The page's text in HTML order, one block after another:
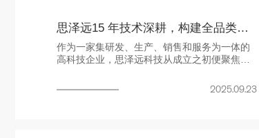
思泽远15 年技术深耕，构建全品类语音芯片产品生态
作为一家集研发、生产、销售和服务为一体的
高科技企业，思泽远科技从成立之初便聚焦语
需求的敏锐洞察，逐步搭建起覆盖 “基础语音播
2025.09.23